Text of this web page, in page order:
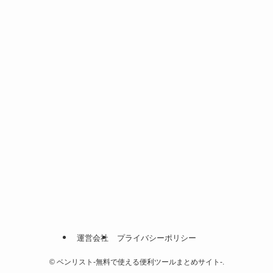
運営会社 プライバシーポリシー
©ベンリスト-無料で使える便利ツールまとめサイト-.